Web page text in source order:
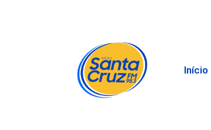
Início